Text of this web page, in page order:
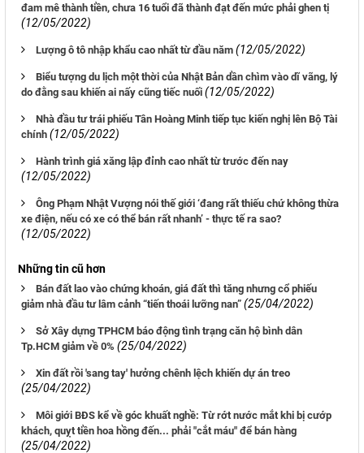
đam mê thành tiền, chưa 16 tuổi đã thành đạt đến mức phải ghen tị
(12/05/2022)
Lượng ô tô nhập khẩu cao nhất từ đầu năm (12/05/2022)
Biểu tượng du lịch một thời của Nhật Bản dần chìm vào dĩ vãng, lý
do đằng sau khiến ai nấy cũng tiếc nuối (12/05/2022)
Nhà đầu tư trái phiếu Tân Hoàng Minh tiếp tục kiến nghị lên Bộ Tài
chính (12/05/2022)
Hành trình giá xăng lập đỉnh cao nhất từ trước đến nay
(12/05/2022)
Ông Phạm Nhật Vượng nói thế giới ‘đang rất thiếu chứ không thừa
xe điện, nếu có xe có thể bán rất nhanh’ - thực tế ra sao?
(12/05/2022)
Những tin cũ hơn
Bán đất lao vào chứng khoán, giá đất thì tăng nhưng cổ phiếu
giảm nhà đầu tư lâm cảnh “tiến thoái lưỡng nan” (25/04/2022)
Sở Xây dựng TPHCM báo động tình trạng căn hộ bình dân
Tp.HCM giảm về 0% (25/04/2022)
Xin đất rồi 'sang tay' hưởng chênh lệch khiến dự án treo
(25/04/2022)
Môi giới BĐS kể về góc khuất nghề: Từ rớt nước mắt khi bị cướp
khách, quỵt tiền hoa hồng đến... phải "cắt máu" để bán hàng
(25/04/2022)